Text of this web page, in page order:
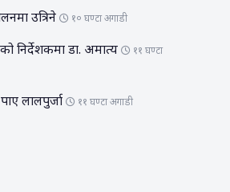
उत्रिने १० घण्टा अगाडी
निर्देशकमा डा. अमात्य
११ घण्टा
लालपुर्जा ११ घण्टा अगाडी